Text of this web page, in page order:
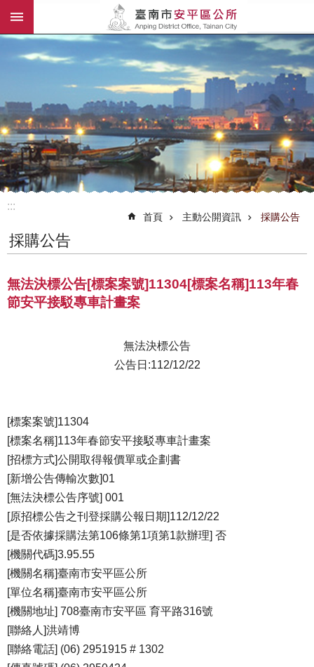
跳到主要內容區塊
:::
首頁 主動公開資訊 採購公告
採購公告
無法決標公告[標案案號]11304[標案名稱]113年春
節安平接駁專車計畫案
無法決標公告
公告日:112/12/22
[標案案號]11304
[標案名稱]113年春節安平接駁專車計畫案
[招標方式]公開取得報價單或企劃書
[新增公告傳輸次數]01
[無法決標公告序號] 001
[原招標公告之刊登採購公報日期]112/12/22
[是否依據採購法第106條第1項第1款辦理] 否
[機關代碼]3.95.55
[機關名稱]臺南市安平區公所
[單位名稱]臺南市安平區公所
[機關地址] 708臺南市安平區 育平路316號
[聯絡人]洪靖博
[聯絡電話] (06) 2951915 # 1302